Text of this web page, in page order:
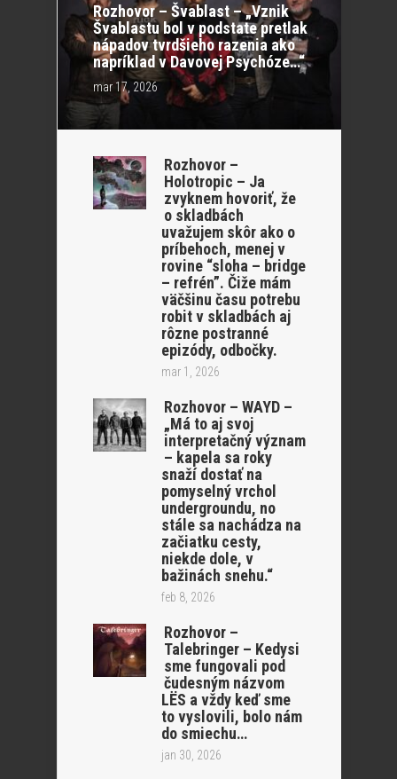
Rozhovor – Švablast – „Vznik
Švablastu bol v podstate pretlak
nápadov tvrdšieho razenia ako
napríklad v Davovej Psychóze…“
mar 17, 2026
Rozhovor –
Holotropic – Ja
zvyknem hovoriť, že
o skladbách
uvažujem skôr ako o
príbehoch, menej v
rovine “sloha – bridge
– refrén”. Čiže mám
väčšinu času potrebu
robit v skladbách aj
rôzne postranné
epizódy, odbočky.
mar 1, 2026
Rozhovor – WAYD –
„Má to aj svoj
interpretačný význam
– kapela sa roky
snaží dostať na
pomyselný vrchol
undergroundu, no
stále sa nachádza na
začiatku cesty,
niekde dole, v
bažinách snehu.“
feb 8, 2026
Rozhovor –
Talebringer – Kedysi
sme fungovali pod
čudesným názvom
LËS a vždy keď sme
to vyslovili, bolo nám
do smiechu…
jan 30, 2026